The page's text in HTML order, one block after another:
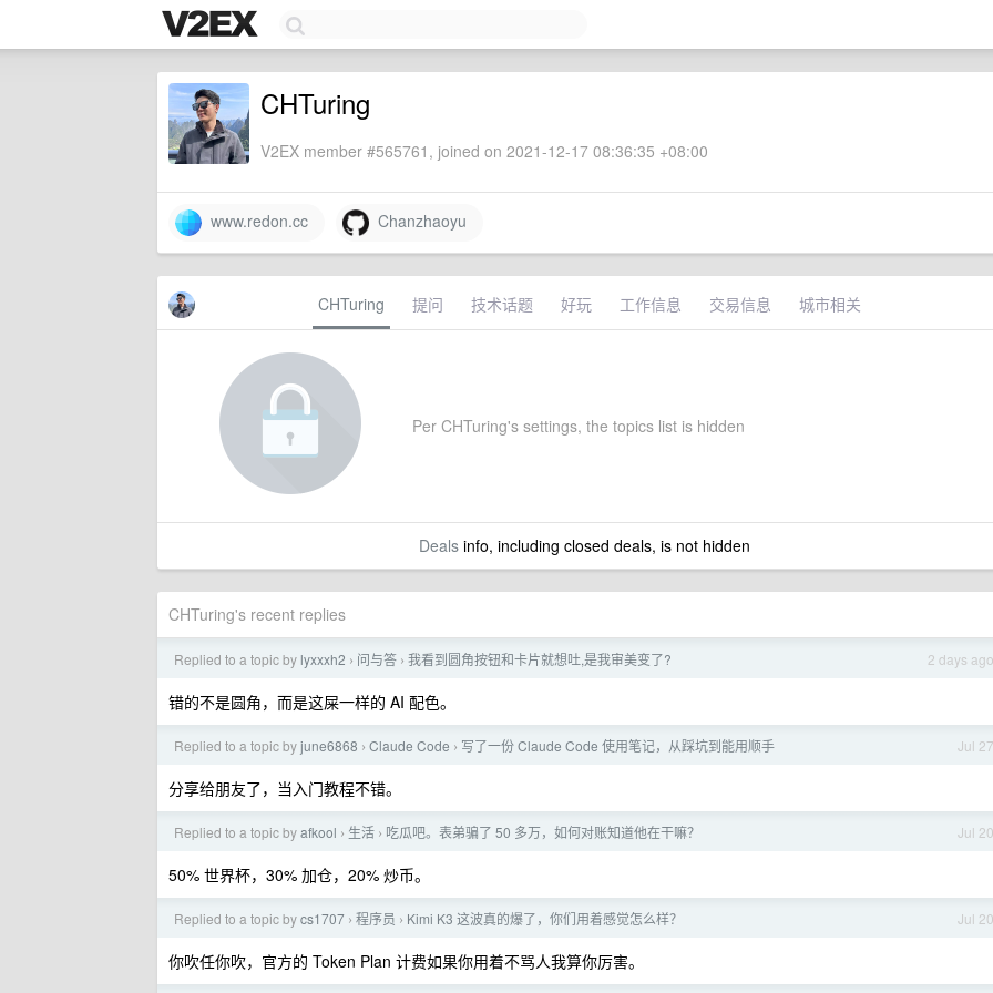
CHTuring
V2EX member #565761, joined on 2021-12-17 08:36:35 +08:00
www.redon.cc Chanzhaoyu
CHTuring 提问 技术话题 好玩 工作信息 交易信息 城市相关
Per CHTuring's settings, the topics list is hidden
Dealsinfo, including closed deals, is not hidden
CHTuring's recent replies
2 days ago
Replied to a topic by lyxxxh2 › 问与答 › 我看到圆角按钮和卡片就想吐,是我审美变了?
错的不是圆角，而是这屎一样的 AI 配色。
Jul 27
Replied to a topic byjune6868 › Claude Code › 写了一份 Claude Code 使用笔记，从踩坑到能用顺手
分享给朋友了，当入门教程不错。
Jul 20
Replied to a topic byafkool › 生活 › 吃瓜吧。表弟骗了 50 多万，如何对账知道他在干嘛？
50% 世界杯，30% 加仓，20% 炒币。
Jul 20
Replied to a topic bycs1707 › 程序员 › Kimi K3 这波真的爆了，你们用着感觉怎么样？
你吹任你吹，官方的 Token Plan 计费如果你用着不骂人我算你厉害。